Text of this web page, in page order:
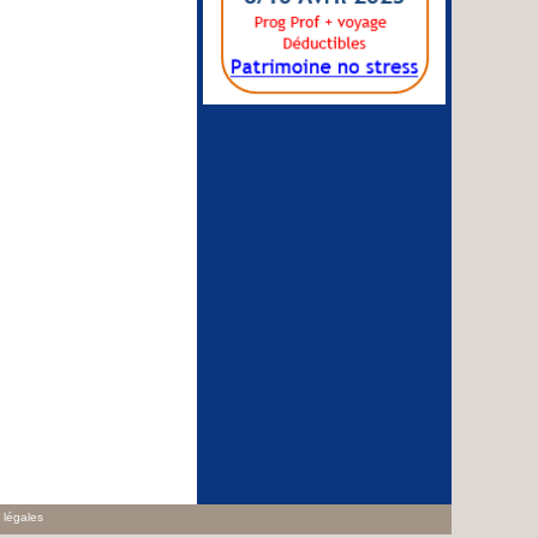
légales